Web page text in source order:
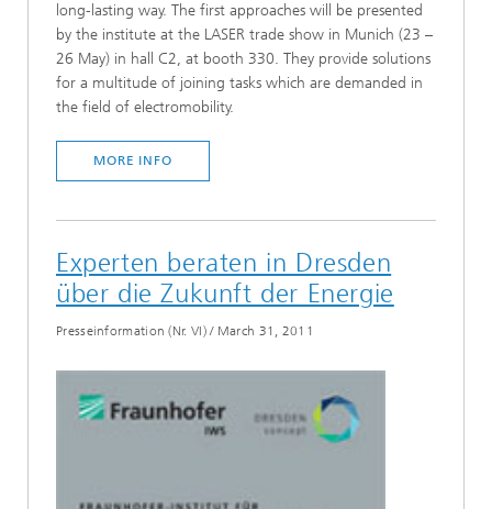
long-lasting way. The first approaches will be presented
by the institute at the LASER trade show in Munich (23 –
26 May) in hall C2, at booth 330. They provide solutions
for a multitude of joining tasks which are demanded in
the field of electromobility.
MORE INFO
Experten beraten in Dresden
über die Zukunft der Energie
Presseinformation (Nr. VI)/ March 31, 2011